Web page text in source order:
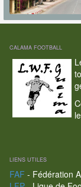
CALAMA FOOTBALL
LIENS UTILES
FAF - Fédération